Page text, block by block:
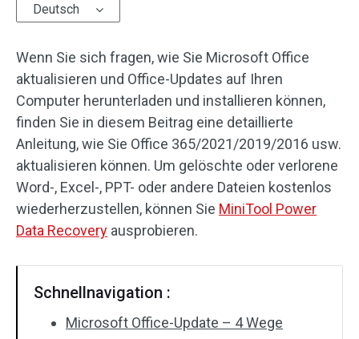
Deutsch
Wenn Sie sich fragen, wie Sie Microsoft Office
aktualisieren und Office-Updates auf Ihren
Computer herunterladen und installieren können,
finden Sie in diesem Beitrag eine detaillierte
Anleitung, wie Sie Office 365/2021/2019/2016 usw.
aktualisieren können. Um gelöschte oder verlorene
Word-, Excel-, PPT- oder andere Dateien kostenlos
wiederherzustellen, können Sie MiniTool Power
Data Recovery ausprobieren.
Schnellnavigation :
Microsoft Office-Update – 4 Wege